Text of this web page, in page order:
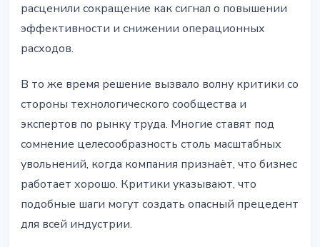
расценили сокращение как сигнал о повышении
эффективности и снижении операционных
расходов.
В то же время решение вызвало волну критики со
стороны технологического сообщества и
экспертов по рынку труда. Многие ставят под
сомнение целесообразность столь масштабных
увольнений, когда компания признаёт, что бизнес
работает хорошо. Критики указывают, что
подобные шаги могут создать опасный прецедент
для всей индустрии.